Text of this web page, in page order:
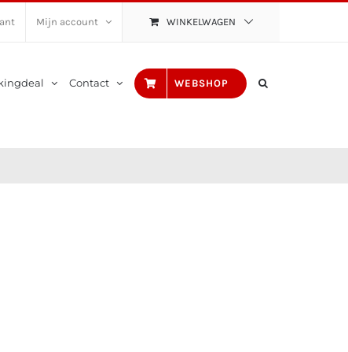
Mijn account WINKELWAGEN
Contact WEBSHOP